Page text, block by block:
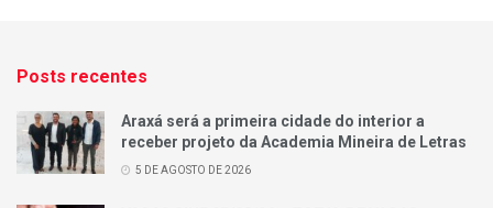
Posts recentes
Araxá será a primeira cidade do interior a
receber projeto da Academia Mineira de Letras
5 DE AGOSTO DE 2026